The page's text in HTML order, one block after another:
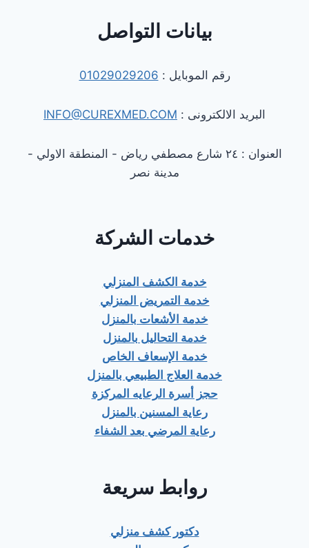
بيانات التواصل
رقم الموبايل : 01029029206
البريد الالكترونى : INFO@CUREXMED.COM
العنوان : ٢٤ شارع مصطفي رياض - المنطقة الاولي -
مدينة نصر
خدمات الشركة
خدمة الكشف المنزلي
خدمة التمريض المنزلي
خدمة الأشعات بالمنزل
خدمة التحاليل بالمنزل
خدمة الإسعاف الخاص
خدمة العلاج الطبيعي بالمنزل
حجز أسرة الرعايه المركزة
رعاية المسنين بالمنزل
رعاية المرضي بعد الشفاء
روابط سريعة
دكتور كشف منزلي